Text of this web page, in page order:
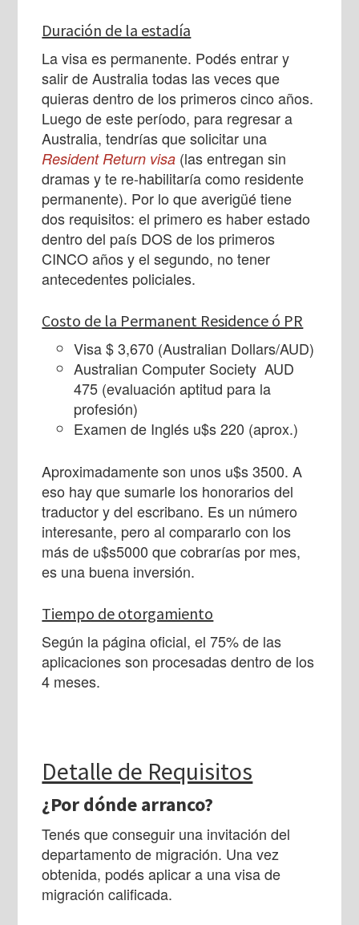
Duración de la estadía
La visa es permanente. Podés entrar y
salir de Australia todas las veces que
quieras dentro de los primeros cinco años.
Luego de este período, para regresar a
Australia, tendrías que solicitar una
Resident Return visa (las entregan sin
dramas y te re-habilitaría como residente
permanente). Por lo que averigüé tiene
dos requisitos: el primero es haber estado
dentro del país DOS de los primeros
CINCO años y el segundo, no tener
antecedentes policiales.
Costo de la Permanent Residence ó PR
Visa $ 3,670 (Australian Dollars/AUD)
Australian Computer Society AUD
475 (evaluación aptitud para la
profesión)
Examen de Inglés u$s 220 (aprox.)
Aproximadamente son unos u$s 3500. A
eso hay que sumarle los honorarios del
traductor y del escribano. Es un número
interesante, pero al compararlo con los
más de u$s5000 que cobrarías por mes,
es una buena inversión.
Tiempo de otorgamiento
Según la página oficial, el 75% de las
aplicaciones son procesadas dentro de los
4 meses.
Detalle de Requisitos
¿Por dónde arranco?
Tenés que conseguir una invitación del
departamento de migración. Una vez
obtenida, podés aplicar a una visa de
migración calificada.